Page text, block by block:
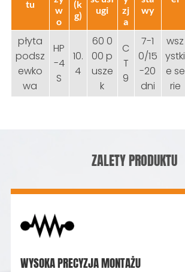
tu
w
o
(k
g)
ugi
zj
a
wy
płyta
podsz
ewko
wa
HP
-4
S
10.
4
60 0
00 p
usze
k
C
T
9
7-1
0/15
-20
dni
wsz
ystki
e se
rie
ZALETY PRODUKTU
WYSOKA PRECYZJA MONTAŻU